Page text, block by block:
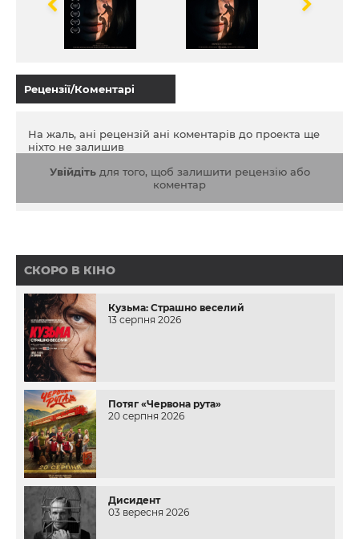
врятуватися. Опинившись між життям і смертю,
дівчині доводиться забути про образи та з останніх
сил врятувати сім'ю.
Рецензії/Коментарі
На жаль, ані рецензій ані коментарів до проекта ще
ніхто не залишив
Увійдітьдля того, щоб залишити рецензію або
коментар
СКОРО В КІНО
Кузьма: Страшно веселий
13 серпня 2026
Потяг «Червона рута»
20 серпня 2026
Дисидент
03 вересня 2026